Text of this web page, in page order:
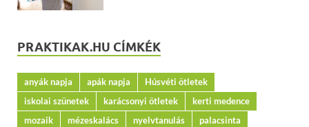
PRAKTIKAK.HU CÍMKÉK
anyák napja apák napja
Húsvéti ötletek
iskolai szünetek
karácsonyi ötletek
kerti medence
mozaik
mézeskalács nyelvtanulás
palacsinta